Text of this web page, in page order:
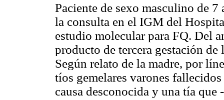
Paciente de sexo masculino de 7
la consulta en el IGM del
estudio molecular para FQ. Del
producto de tercera gestación
Según relato de la madre, por
tíos gemelares varones
causa desconocida y una tía